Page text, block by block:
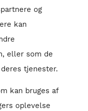
og
kan
eller som de
tjenester.
kan bruges af
oplevelse